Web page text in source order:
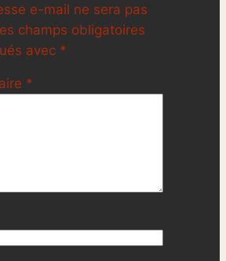
e-mail ne sera pas
champs obligatoires
avec *
*